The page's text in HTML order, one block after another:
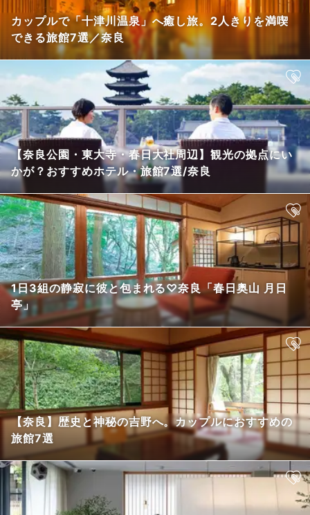
カップルで「十津川温泉」へ癒し旅。2人きりを満喫
できる旅館7選／奈良
【奈良公園・東大寺・春日大社周辺】観光の拠点にい
かが？おすすめホテル・旅館7選/奈良
1日3組の静寂に彼と包まれる♡奈良「春日奥山 月日
亭」
【奈良】歴史と神秘の吉野へ。カップルにおすすめの
旅館7選